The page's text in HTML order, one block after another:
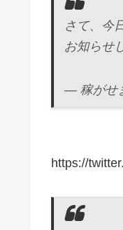
さて、今
お知らせ
— 稼がせ
https://